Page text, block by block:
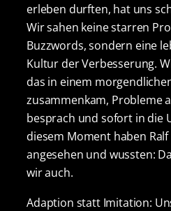
erleben durften, hat uns
Wir sahen keine starren
Buzzwords, sondern eine
Kultur der Verbesserung.
das in einem
zusammenkam, Probleme
besprach und sofort in die
diesem Moment haben
angesehen und wussten:
wir auch.
Adaption statt Imitation: